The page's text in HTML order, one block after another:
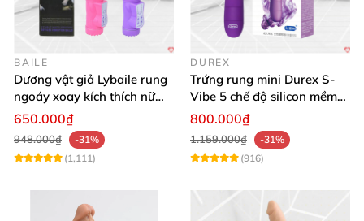
BAILE
Dương vật giả Lybaile rung
ngoáy xoay kích thích nữ
thủ dâm
650.000₫
948.000₫
-31%
(1,111)
DUREX
Trứng rung mini Durex S-
Vibe 5 chế độ silicon mềm
mịn cao cấp
800.000₫
1.159.000₫
-31%
(916)